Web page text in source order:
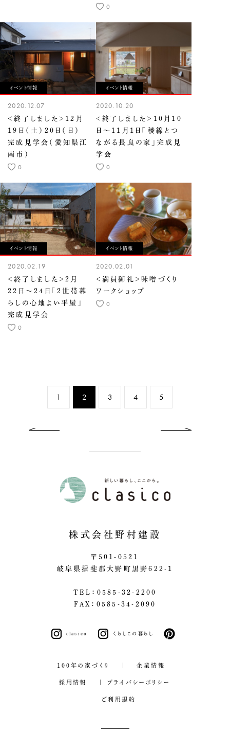
0
イベント情報
2020.12.07
＜終了しました＞12月
19日（土）20日（日）
完成見学会（愛知県江
南市）
0
イベント情報
2020.10.20
＜終了しました＞10月10
日〜11月1日「稜線とつ
ながる長良の家」完成見
学会
0
イベント情報
2020.02.19
＜終了しました＞2月
22日～24日「2世帯暮
らしの心地よい平屋」
完成見学会
0
イベント情報
2020.02.01
＜満員御礼＞味噌づくり
ワークショップ
0
1 2 3 4 5
株式会社野村建設
〒501-0521
岐阜県揖斐郡大野町黒野622-1
TEL：0585-32-2200
FAX：0585-34-2090
clasico くらしこの暮らし
100年の家づくり 企業情報
採用情報 プライバシーポリシー
ご利用規約